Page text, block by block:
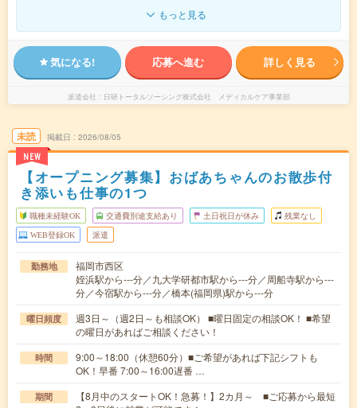
もっと見る
気になる! 応募へ進む 詳しく見る
派遣会社 日研トータルソーシング株式会社 メディカルケア事業部
未読
NEW
掲載日 2026/08/05
【オープニング募集】おばあちゃんのお散歩付
き添いも仕事の1つ
職種未経験OK 交通費別途支給あり 土日祝日が休み 残業なし
WEB登録OK 派遣
勤務地
福岡市西区
姪浜駅から---分／九大学研都市駅から---分／周船寺駅から---
分／今宿駅から---分／橋本(福岡県)駅から---分
曜日頻度
週3日～（週2日～も相談OK） ■曜日固定の相談OK！ ■希望
の曜日があればご相談ください！
時間
9:00～18:00（休憩60分）■ご希望があれば下記シフトも
OK！早番 7:00～16:00遅番 …
期間
【8月中のスタートOK！急募！】2カ月～ ■ご応募から最短